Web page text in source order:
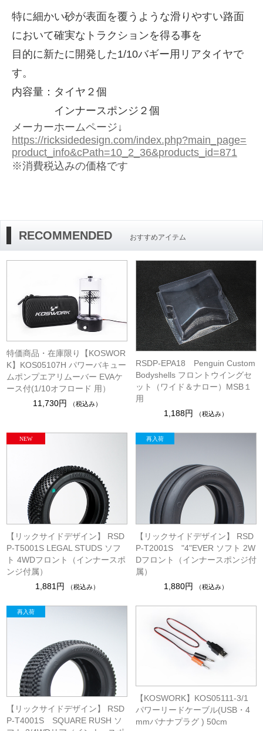
特に細かい砂が表面を覆うような滑りやすい路面
において確実なトラクションを得る事を
目的に新たに開発した1/10バギー用リアタイヤで
す。
内容量：タイヤ２個
インナースポンジ２個
メーカーホームページ↓
https://ricksidedesign.com/index.php?main_page=
product_info&cPath=10_2_36&products_id=871
※消費税込みの価格です
RECOMMENDED おすすめアイテム
特価商品・在庫限り【KOSWOR
K】KOS05107H パワーバキュー
ムポンプエアリムーバー EVAケ
ース付(1/10オフロード 用）
11,730円
（税込み）
RSDP-EPA18 Penguin Custom
Bodyshells フロントウイングセ
ット（ワイド＆ナロー）MSB１
用
1,188円
（税込み）
【リックサイドデザイン】 RSD
P-T5001S LEGAL STUDS ソフ
ト 4WDフロント（インナースポ
ンジ付属）
1,881円
（税込み）
【リックサイドデザイン】 RSD
P-T2001S "4"EVER ソフト 2W
Dフロント（インナースポンジ付
属）
1,880円
（税込み）
【リックサイドデザイン】 RSD
P-T4001S SQUARE RUSH ソ
【KOSWORK】KOS05111-3/1
パワーリードケーブル(USB・4
mmバナナプラグ ) 50cm